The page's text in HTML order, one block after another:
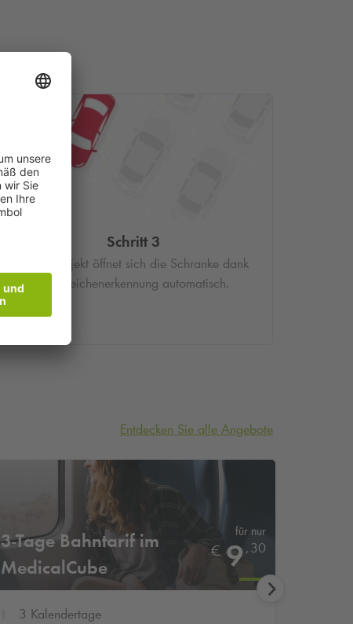
Schritt 3
Im Parkobjekt öffnet sich die Schranke dank
Kennzeichenerkennung automatisch.
Entdecken Sie alle Angebote
3-Tage Bahntarif im
MedicalCube
für nur
€ 9,30
3 Kalendertage